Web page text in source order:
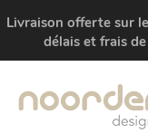
Livraison offerte sur
délais et frais